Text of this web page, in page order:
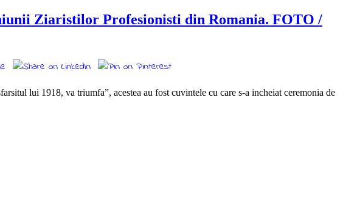
Ziaristilor Profesionisti din Romania. FOTO /
lui 1918, va triumfa”, acestea au fost cuvintele cu care s-a incheiat ceremonia de